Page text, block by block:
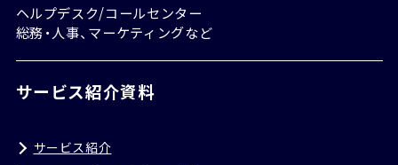
ヘルプデスク/コールセンター
総務・人事、マーケティングなど
サービス紹介資料
サービス紹介